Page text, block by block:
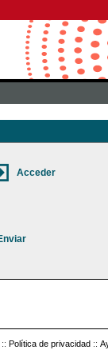
:: Política de privacidad ::